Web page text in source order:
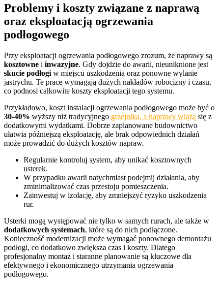
Problemy i koszty związane z naprawą
oraz eksploatacją ogrzewania
podłogowego
Przy eksploatacji ogrzewania podłogowego zrozum, że naprawy są
kosztowne i inwazyjne. Gdy dojdzie do awarii, nieuniknione jest
skucie podłogi w miejscu uszkodzenia oraz ponowne wylanie
jastrychu. Te prace wymagają dużych nakładów robocizny i czasu,
co podnosi całkowite koszty eksploatacji tego systemu.
Przykładowo, koszt instalacji ogrzewania podłogowego może być o
30-40% wyższy niż tradycyjnego grzejnika, a naprawy wiążą się z
dodatkowymi wydatkami. Dobrze zaplanowane budownictwo
ułatwia późniejszą eksploatację, ale brak odpowiednich działań
może prowadzić do dużych kosztów napraw.
Regularnie kontroluj system, aby unikać kosztownych
usterek.
W przypadku awarii natychmiast podejmij działania, aby
zminimalizować czas przestoju pomieszczenia.
Zainwestuj w izolację, aby zmniejszyć ryzyko uszkodzenia
rur.
Usterki mogą występować nie tylko w samych rurach, ale także w
dodatkowych systemach, które są do nich podłączone.
Konieczność modernizacji może wymagać ponownego demontażu
podłogi, co dodatkowo zwiększa czas i koszty. Dlatego
profesjonalny montaż i staranne planowanie są kluczowe dla
efektywnego i ekonomicznego utrzymania ogrzewania
podłogowego.